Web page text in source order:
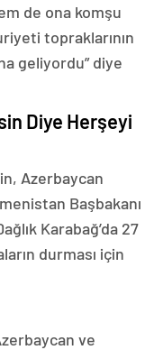
de ona komşu
topraklarının
geliyordu” diye
Diye Herşeyi
Azerbaycan
Başbakanı
Karabağ’da 27
durması için
ve